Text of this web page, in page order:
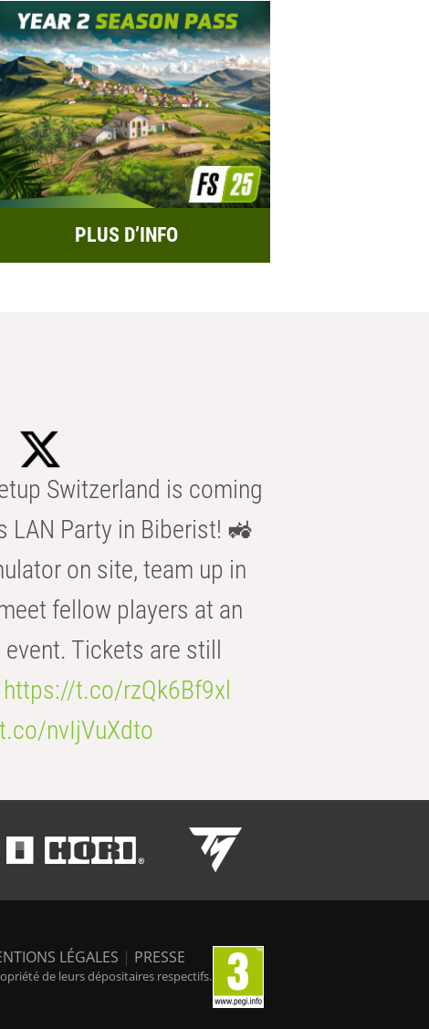
PLUS D’INFO
Switzerland is coming
LAN Party in Biberist! 🚜
on site, team up in
fellow players at an
Tickets are still
https://t.co/rzQk6Bf9xl
nvIjVuXdto
LÉGALES | PRESSE
de leurs dépositaires respectifs.